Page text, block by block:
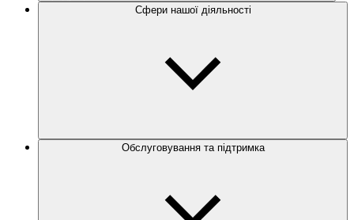
Сфери нашої діяльності
Обслуговування та підтримка